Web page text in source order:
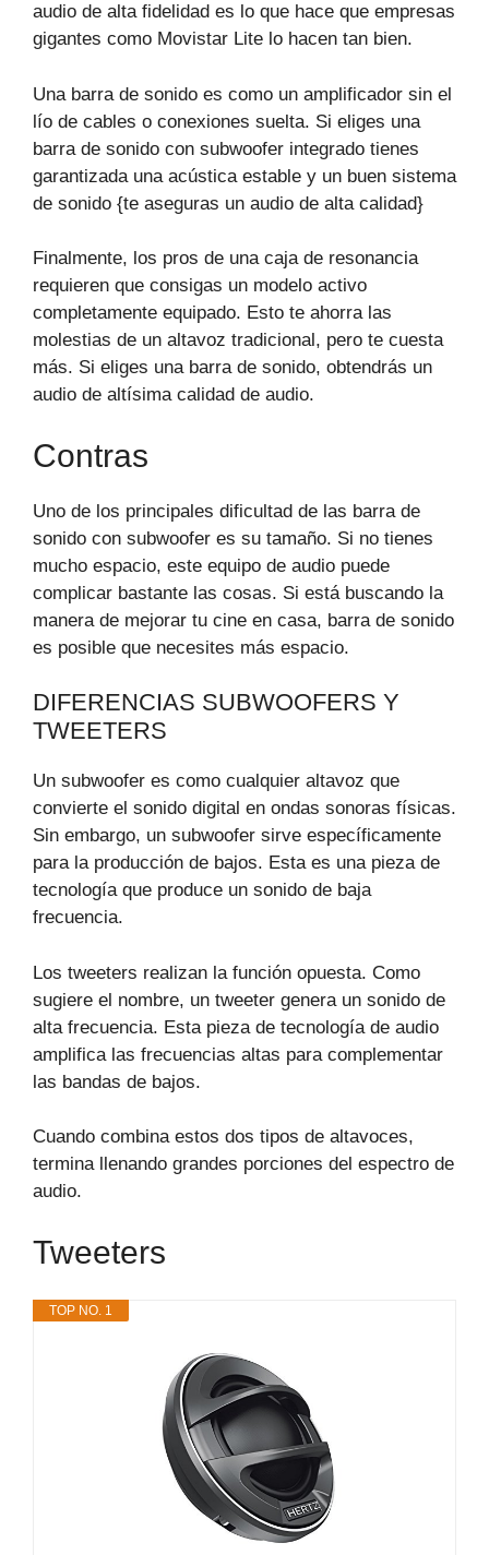
audio de alta fidelidad es lo que hace que empresas
gigantes como Movistar Lite lo hacen tan bien.
Una barra de sonido es como un amplificador sin el
lío de cables o conexiones suelta. Si eliges una
barra de sonido con subwoofer integrado tienes
garantizada una acústica estable y un buen sistema
de sonido {te aseguras un audio de alta calidad}
Finalmente, los pros de una caja de resonancia
requieren que consigas un modelo activo
completamente equipado. Esto te ahorra las
molestias de un altavoz tradicional, pero te cuesta
más. Si eliges una barra de sonido, obtendrás un
audio de altísima calidad de audio.
Contras
Uno de los principales dificultad de las barra de
sonido con subwoofer es su tamaño. Si no tienes
mucho espacio, este equipo de audio puede
complicar bastante las cosas. Si está buscando la
manera de mejorar tu cine en casa, barra de sonido
es posible que necesites más espacio.
DIFERENCIAS SUBWOOFERS Y
TWEETERS
Un subwoofer es como cualquier altavoz que
convierte el sonido digital en ondas sonoras físicas.
Sin embargo, un subwoofer sirve específicamente
para la producción de bajos. Esta es una pieza de
tecnología que produce un sonido de baja
frecuencia.
Los tweeters realizan la función opuesta. Como
sugiere el nombre, un tweeter genera un sonido de
alta frecuencia. Esta pieza de tecnología de audio
amplifica las frecuencias altas para complementar
las bandas de bajos.
Cuando combina estos dos tipos de altavoces,
termina llenando grandes porciones del espectro de
audio.
Tweeters
TOP NO. 1